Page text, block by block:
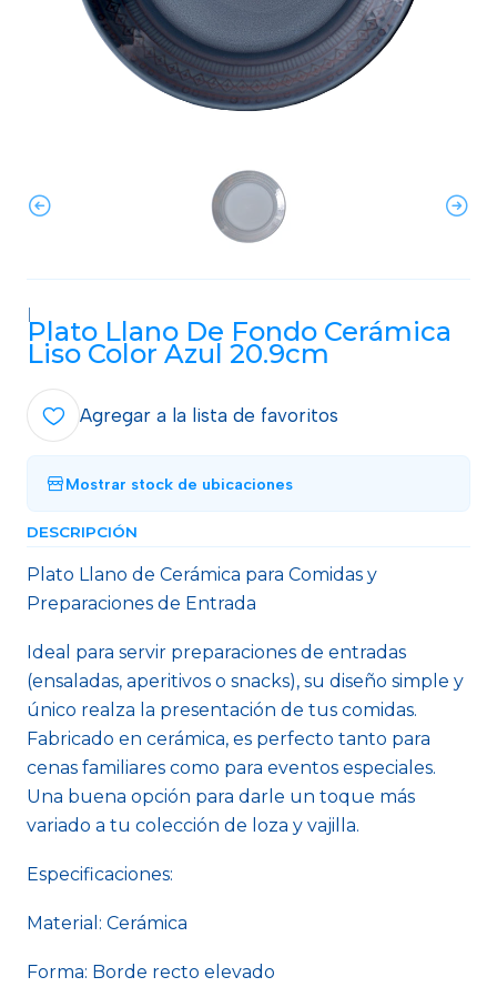
|
Plato Llano De Fondo Cerámica
Liso Color Azul 20.9cm
Agregar a la lista de favoritos
Mostrar stock de ubicaciones
DESCRIPCIÓN
Plato Llano de Cerámica para Comidas y
Preparaciones de Entrada
Ideal para servir preparaciones de entradas
(ensaladas, aperitivos o snacks), su diseño simple y
único realza la presentación de tus comidas.
Fabricado en cerámica, es perfecto tanto para
cenas familiares como para eventos especiales.
Una buena opción para darle un toque más
variado a tu colección de loza y vajilla.
Especificaciones:
Material: Cerámica
Forma: Borde recto elevado